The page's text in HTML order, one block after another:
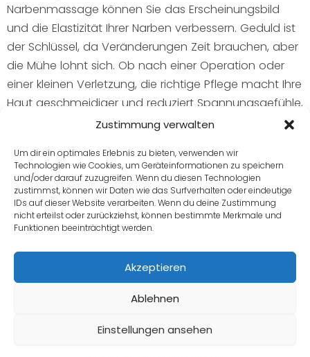
Zustimmung verwalten
Um dir ein optimales Erlebnis zu bieten, verwenden wir
Technologien wie Cookies, um Geräteinformationen zu speichern
und/oder darauf zuzugreifen. Wenn du diesen Technologien
zustimmst, können wir Daten wie das Surfverhalten oder eindeutige
IDs auf dieser Website verarbeiten. Wenn du deine Zustimmung
nicht erteilst oder zurückziehst, können bestimmte Merkmale und
Funktionen beeinträchtigt werden.
Akzeptieren
Ablehnen
Einstellungen ansehen
Narbenmassage können Sie das Erscheinungsbild
und die Elastizität Ihrer Narben verbessern. Geduld ist
der Schlüssel, da Veränderungen Zeit brauchen, aber
die Mühe lohnt sich. Ob nach einer Operation oder
einer kleinen Verletzung, die richtige Pflege macht Ihre
Haut geschmeidiger und reduziert Spannungsgefühle,
was Ihren Alltag angenehmer macht.
Beginnen Sie noch heute mit kleinen Schritten, etwa
einer sanften Massage oder einem Besuch in der
Apotheke, um die passenden Produkte zu finden. Ihre
Haut verdient diese Aufmerksamkeit, und Sie werden
die positiven Veränderungen spüren. Mit
konsequenter Narbenpflege schaffen Sie eine gute
Grundlage für ein besseres Hautgefühl und mehr